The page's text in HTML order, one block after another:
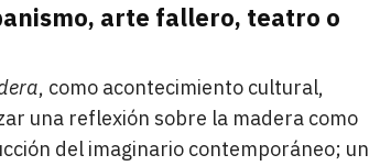
arte fallero, teatro o
, como acontecimiento cultural,
una reflexión sobre la madera como
del imaginario contemporáneo; un